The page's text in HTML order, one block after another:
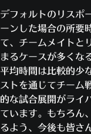
デフォルトのリスポ
ーンした場合の所要
て、チームメイトと
まるケースが多くな
平均時間は比較的少
ストを通じてチーム
的な試合展開がライ
ています。もちろん
るよう、今後も皆さ